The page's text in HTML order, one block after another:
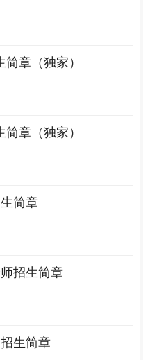
章（独家）
章（独家）
简章
招生简章
生简章